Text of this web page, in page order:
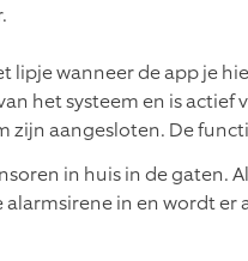
lipje wanneer de app je
het systeem en is
zijn aangesloten. De
in huis in de gaten.
in en wordt